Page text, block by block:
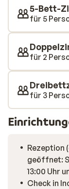
entspannen. Im
erleben!
5-Bett-
für 5
für 2
für 3
Rezeption
geöffnet:
13:00 Uhr
Check in